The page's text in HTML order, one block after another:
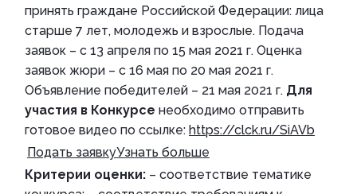
принять граждане Российской Федерации: лица
старше 7 лет, молодежь и взрослые. Подача
заявок – с 13 апреля по 15 мая 2021 г. Оценка
заявок жюри – с 16 мая по 20 мая 2021 г.
Объявление победителей – 21 мая 2021 г. Для
участия в Конкурсе необходимо отправить
готовое видео по ссылке: https://clck.ru/SiAVb
Подать заявкуУзнать больше
Критерии оценки: – соответствие тематике